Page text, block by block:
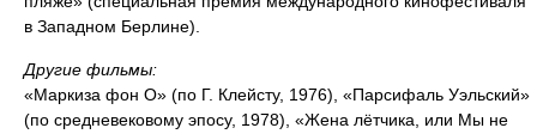
в Западном Берлине).
Другие фильмы:
«Маркиза фон О» (по Г. Клейсту, 1976), «Парсифаль Уэльский»
(по средневековому эпосу, 1978), «Жена лётчика, или Мы не